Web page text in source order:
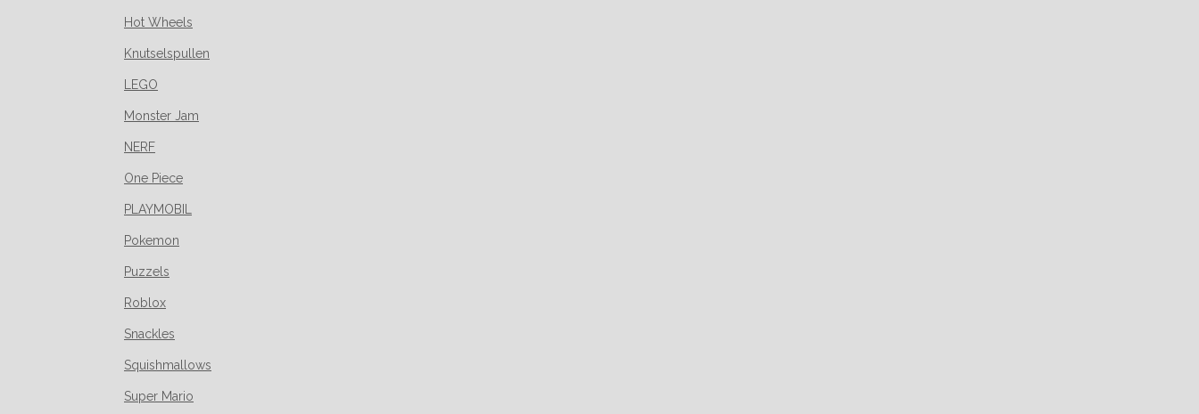
Hot Wheels
Knutselspullen
LEGO
Monster Jam
NERF
One Piece
PLAYMOBIL
Pokemon
Puzzels
Roblox
Snackles
Squishmallows
Super Mario